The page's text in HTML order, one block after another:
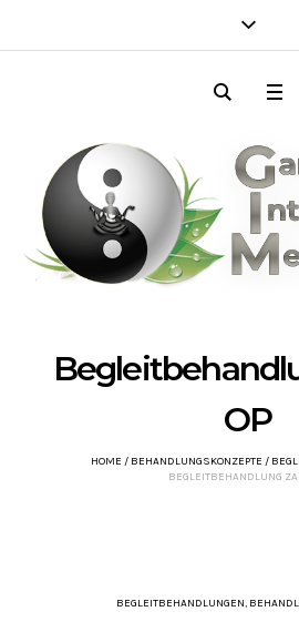
OP
HOME / BEHANDLUNGSKONZEPTE /
BEGLEITBEHANDLUNG
BEGLEITBEHANDLUNGEN,